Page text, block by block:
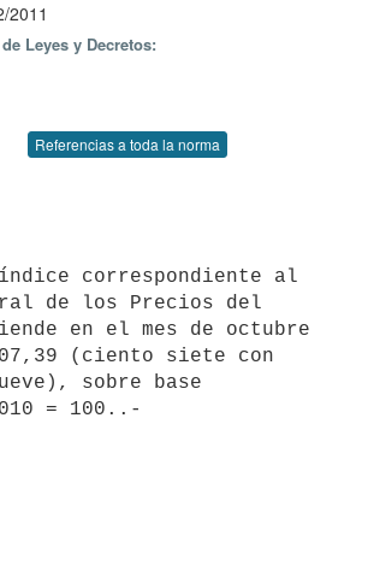
2011
Leyes y Decretos:
Referencias a toda la norma
de los Precios del
en el mes de octubre
(ciento siete con
sobre base